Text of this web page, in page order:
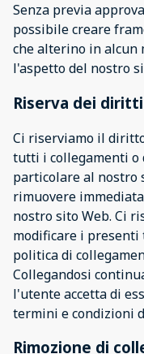
Senza previa
possibile creare
che alterino in alcun
l'aspetto del nostro
Riserva dei diritti
Ci riserviamo il
tutti i collegamenti o
particolare al nostro
rimuovere
nostro sito Web. Ci
modificare i
politica di
Collegandosi
l'utente accetta di
termini e condizioni
Rimozione di